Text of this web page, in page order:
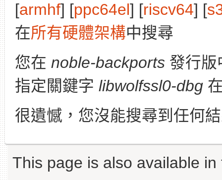
[armhf] [ppc64el] [riscv64] [
在所有硬體架構中搜尋
您在 noble-backports 發行
指定關鍵字 libwolfssl0-dbg
很遺憾，您沒能搜尋到任何
This page is also available